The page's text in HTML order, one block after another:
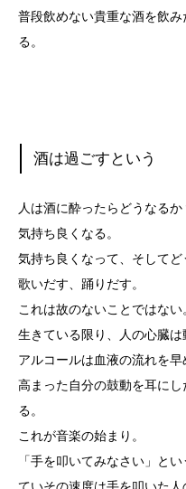
普段飲めない貴重な酒を飲
る。
酒は過ごすという
人は酒に酔ったらどうなるか
気持ち良くなる。
気持ち良くなって、そしてど
歌いだす、踊りだす。
これは故のないことではない
生きている限り、人の心臓は
アルコールは血液の流れを早
高まった自分の鼓動を耳に
る。
これが音楽の始まり。
「手を叩いてみなさい」と